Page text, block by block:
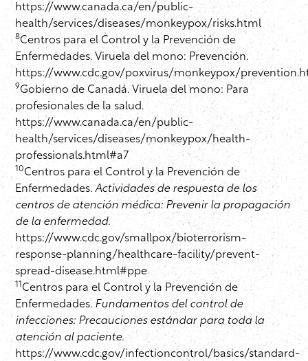
https://www.canada.ca/en/public-
health/services/diseases/monkeypox/risks.html
8Centros para el Control y la Prevención de
Enfermedades. Viruela del mono: Prevención.
https://www.cdc.gov/poxvirus/monkeypox/
9Gobierno de Canadá. Viruela del mono: Para
profesionales de la salud.
https://www.canada.ca/en/public-
health/services/diseases/monkeypox/health-
professionals.html#a7
10Centros para el Control y la Prevención de
Enfermedades. Actividades de respuesta de los
centros de atención médica: Prevenir la propagación
de la enfermedad.
https://www.cdc.gov/smallpox/bioterrorism-
response-planning/healthcare-facility/prevent-
spread-disease.html#ppe
Centros para el Control y la Prevención de
Enfermedades. Fundamentos del control de
infecciones: Precauciones estándar para toda la
atención al paciente.
https://www.cdc.gov/infectioncontrol/basics/standard-